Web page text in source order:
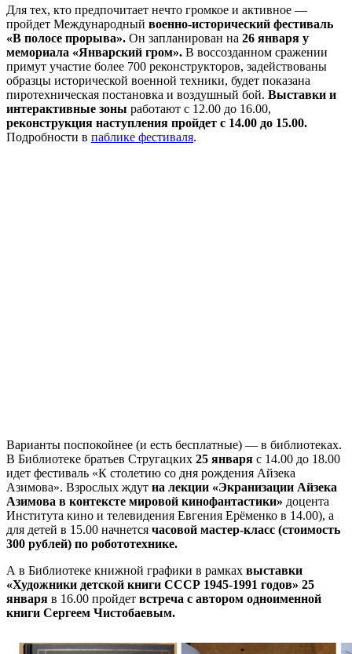
Для тех, кто предпочитает нечто громкое и активное —
пройдет Международный военно-исторический фестиваль
«В полосе прорыва». Он запланирован на 26 января у
мемориала «Январский гром». В воссозданном сражении
примут участие более 700 реконструкторов, задействованы
образцы исторической военной техники, будет показана
пиротехническая постановка и воздушный бой. Выставки и
интерактивные зоны работают с 12.00 до 16.00,
реконструкция наступления пройдет с 14.00 до 15.00.
Подробности в паблике фестиваля.
Варианты поспокойнее (и есть бесплатные) — в библиотеках.
В Библиотеке братьев Стругацких 25 января с 14.00 до 18.00
идет фестиваль «К столетию со дня рождения Айзека
Азимова». Взрослых ждут на лекции «Экранизации Айзека
Азимова в контексте мировой кинофантастики» доцента
Института кино и телевидения Евгения Ерёменко в 14.00), а
для детей в 15.00 начнется часовой мастер-класс (стоимость
300 рублей) по робототехнике.
А в Библиотеке книжной графики в рамках выставки
«Художники детской книги СССР 1945-1991 годов» 25
января в 16.00 пройдет встреча с автором одноименной
книги Сергеем Чистобаевым.